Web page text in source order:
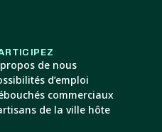
de nous
d’emploi
commerciaux
de la ville hôte